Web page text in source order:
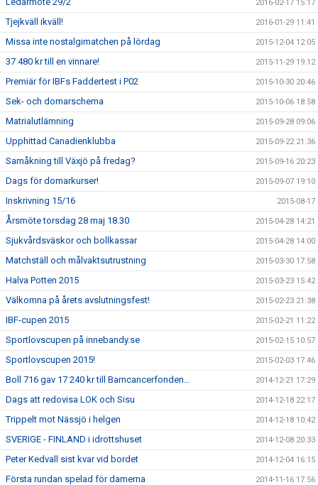
2016-02-17 15:17
Tjejkväll ikväll! 2016-01-29 11:41
Missa inte nostalgimatchen på lördag 2015-12-04 12:05
37 480 kr till en vinnare! 2015-11-29 19:12
Premiär för IBFs Faddertest i P02 2015-10-30 20:46
Sek- och domarschema 2015-10-06 18:58
Matrialutlämning 2015-09-28 09:06
Upphittad Canadienklubba 2015-09-22 21:36
Samåkning till Växjö på fredag? 2015-09-16 20:23
Dags för domarkurser! 2015-09-07 19:10
Inskrivning 15/16 2015-08-17
Årsmöte torsdag 28 maj 18.30 2015-04-28 14:21
Sjukvårdsväskor och bollkassar 2015-04-28 14:00
Matchställ och målvaktsutrustning 2015-03-30 17:58
Halva Potten 2015 2015-03-23 15:42
Välkomna på årets avslutningsfest! 2015-02-23 21:38
IBF-cupen 2015 2015-02-21 11:22
Sportlovscupen på innebandy.se 2015-02-15 10:57
Sportlovscupen 2015! 2015-02-03 17:46
Boll 716 gav 17 240 kr till Barncancerfonden… 2014-12-21 17:29
Dags att redovisa LOK och Sisu 2014-12-18 22:17
Trippelt mot Nässjö i helgen 2014-12-18 10:42
SVERIGE - FINLAND i idrottshuset 2014-12-08 20:33
Peter Kedvall sist kvar vid bordet 2014-12-04 16:15
Första rundan spelad för damerna 2014-11-16 17:56